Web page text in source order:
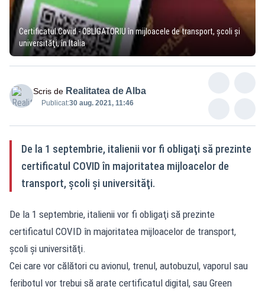
Certificatul Covid - OBLIGATORIU în mijloacele de transport, şcoli şi
universităţi, în Italia
Scris de Realitatea de Alba
Publicat:30 aug. 2021, 11:46
De la 1 septembrie, italienii vor fi obligaţi să prezinte
certificatul COVID în majoritatea mijloacelor de
transport, şcoli şi universităţi.
De la 1 septembrie, italienii vor fi obligaţi să prezinte
certificatul COVID în majoritatea mijloacelor de transport,
şcoli şi universităţi.
Cei care vor călători cu avionul, trenul, autobuzul, vaporul sau
feribotul vor trebui să arate certificatul digital, sau Green